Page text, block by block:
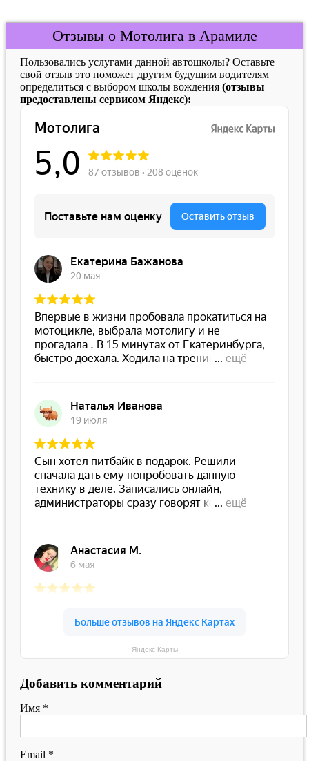
Отзывы о Мотолига в Арамиле
Пользовались услугами данной автошколы? Оставьте
свой отзыв это поможет другим будущим водителям
определиться с выбором школы вождения (отзывы
предоставлены сервисом Яндекс):
Яндекс Карты
Добавить комментарий
Имя *
Email *